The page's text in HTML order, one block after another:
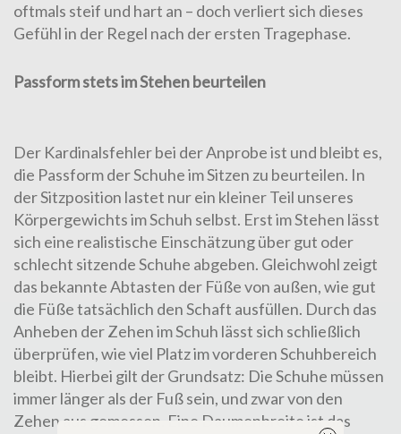
oftmals steif und hart an – doch verliert sich dieses
Gefühl in der Regel nach der ersten Tragephase.
Passform stets im Stehen beurteilen
Der Kardinalsfehler bei der Anprobe ist und bleibt es,
die Passform der Schuhe im Sitzen zu beurteilen. In
der Sitzposition lastet nur ein kleiner Teil unseres
Körpergewichts im Schuh selbst. Erst im Stehen lässt
sich eine realistische Einschätzung über gut oder
schlecht sitzende Schuhe abgeben. Gleichwohl zeigt
das bekannte Abtasten der Füße von außen, wie gut
die Füße tatsächlich den Schaft ausfüllen. Durch das
Anheben der Zehen im Schuh lässt sich schließlich
überprüfen, wie viel Platz im vorderen Schuhbereich
bleibt. Hierbei gilt der Grundsatz: Die Schuhe müssen
immer länger als der Fuß sein, und zwar von den
Zehen aus gemessen. Eine Daumenbreite ist das